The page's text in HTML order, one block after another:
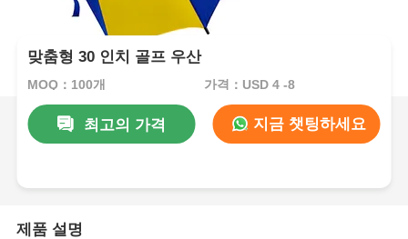
맞춤형 30 인치 골프 우산
MOQ：100개 가격：USD 4 -8
최고의 가격 지금 챗팅하세요
제품 설명